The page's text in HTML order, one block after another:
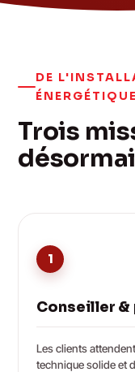
DE
ÉNERGÉTIQUE
Trois
1
Conseiller
Les clients
technique solide et